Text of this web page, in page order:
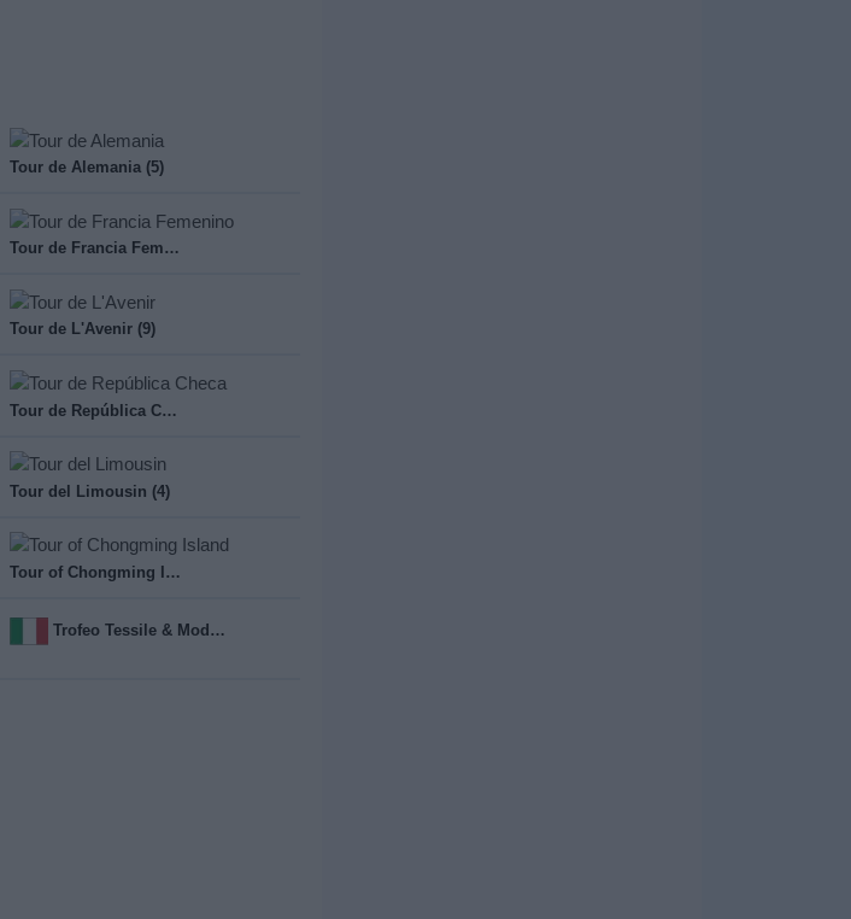
Tour de Alemania (5)
Tour de Francia Femenino (3)
Tour de L'Avenir (9)
Tour de República Checa (4)
Tour del Limousin (4)
Tour of Chongming Island (3)
Trofeo Tessile & Moda - Valdengo Oropa (2)